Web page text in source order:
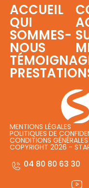
MENTIONS LÉGALES
POLITIQUES DE
CONDITIONS
COPYRIGHT 2026 -
ACCUEIL
QUI
SOMMES-
NOUS
04 80 80 63 30